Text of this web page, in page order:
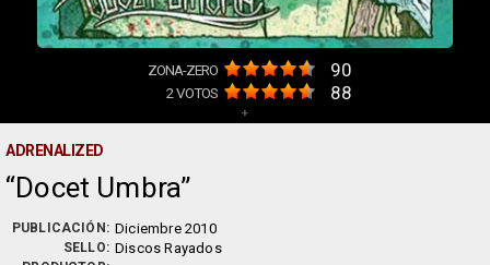
ZONA-ZERO 90
2VOTOS 88
+
ADRENALIZED
Docet Umbra
PUBLICACIÓN: Diciembre 2010
SELLO: Discos Rayados